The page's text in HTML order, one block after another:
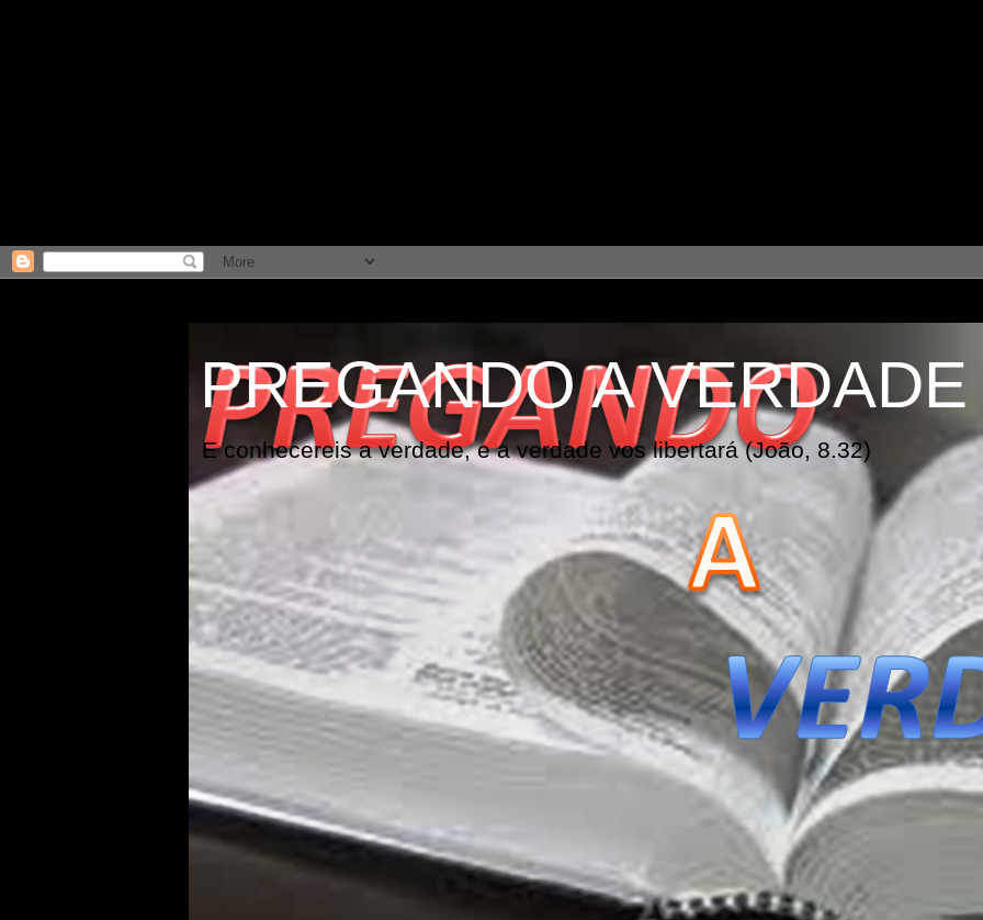
PREGANDO A VERDADE
E conhecereis a verdade, e a verdade vos libertará (João, 8.32)